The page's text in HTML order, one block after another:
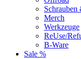
Merch
Werkzeuge
ReUse/
B-Ware
Sale %